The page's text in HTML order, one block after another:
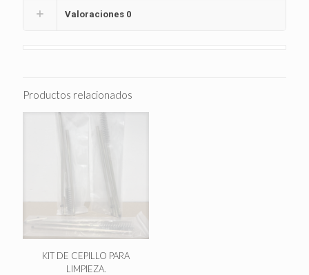
Valoraciones 0
Productos relacionados
KIT DE CEPILLO PARA
LIMPIEZA.